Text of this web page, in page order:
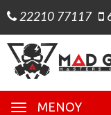
22210 77117
ΜΕΝΟΎ